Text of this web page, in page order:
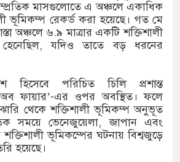
জালের জড়ালে মারাত্মক
নিহত ১
মাসগুলোতে এ অঞ্চলে একাধিক
ভূমিকম্প রেকর্ড করা হয়েছে। গত মে
অঞ্চলে ৬.৯ মাত্রার একটি শক্তিশালী
যদিও তাতে বড় ধরনের
হিসেবে পরিচিত চিলি প্রশান্ত
অব ফায়ার’-এর ওপর অবস্থিত। ফলে
থেকে শক্তিশালী ভূমিকম্প অনুভূত
সময়ে ভেনেজুয়েলা, জাপান এবং
শক্তিশালী ভূমিকম্পের ঘটনায় বিশ্বজুড়ে
হয়েছে।